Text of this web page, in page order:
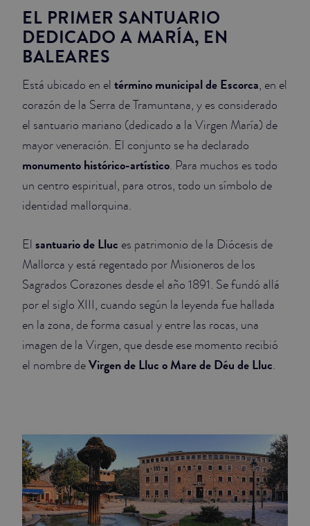
EL PRIMER SANTUARIO
DEDICADO A MARÍA, EN
BALEARES
Está ubicado en el término municipal de Escorca, en el
corazón de la Serra de Tramuntana, y es considerado
el santuario mariano (dedicado a la Virgen María) de
mayor veneración. El conjunto se ha declarado
monumento histórico-artístico. Para muchos es todo
un centro espiritual, para otros, todo un símbolo de
identidad mallorquina.
El santuario de Lluc es patrimonio de la Diócesis de
Mallorca y está regentado por Misioneros de los
Sagrados Corazones desde el año 1891. Se fundó allá
por el siglo XIII, cuando según la leyenda fue hallada
en la zona, de forma casual y entre las rocas, una
imagen de la Virgen, que desde ese momento recibió
el nombre deVirgen de Lluc o Mare de Déu de Lluc.